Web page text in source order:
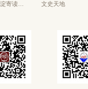
北京市海淀寄读学校
文史天地